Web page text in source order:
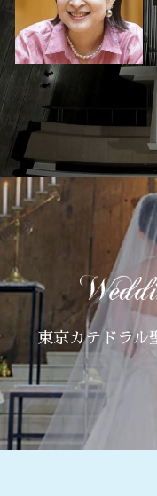
東京カテドラル